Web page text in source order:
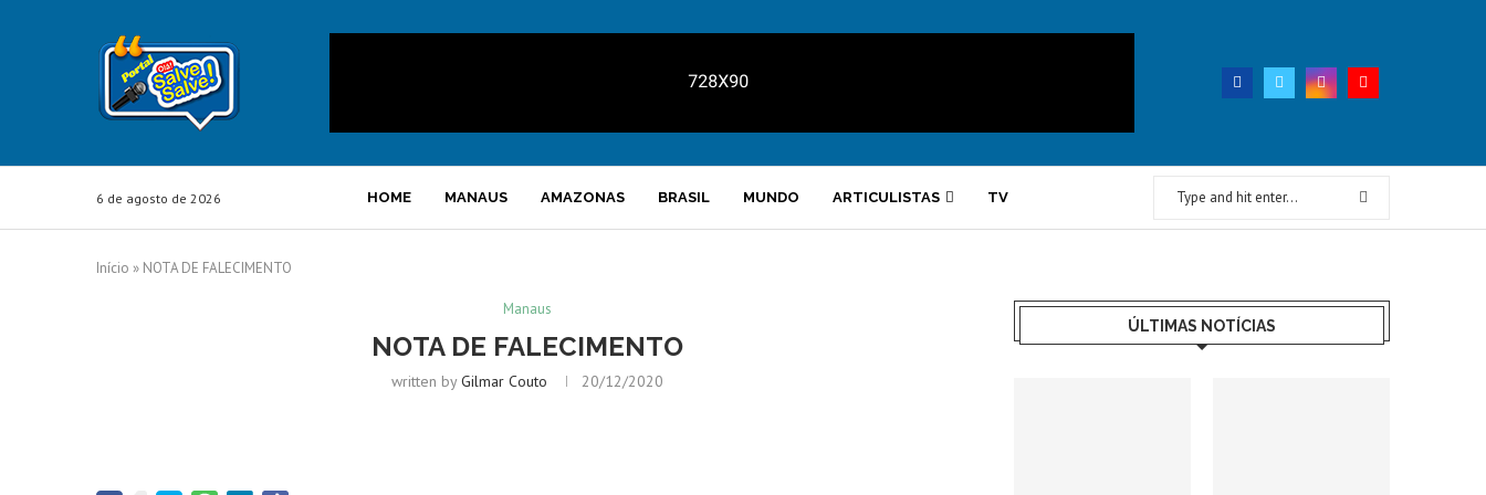
6 de agosto de 2026 HOME MANAUS AMAZONAS BRASIL MUNDO ARTICULISTAS TV
Início » NOTA DE FALECIMENTO
Manaus
NOTA DE FALECIMENTO
written byGilmar Couto 20/12/2020
ÚLTIMAS NOTÍCIAS